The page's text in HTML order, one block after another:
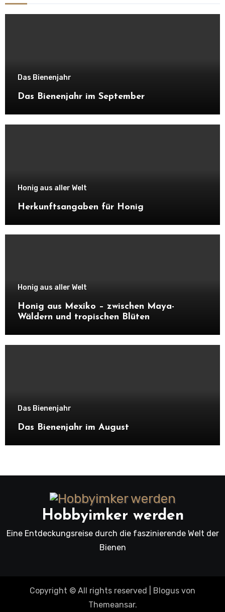
Das Bienenjahr
Das Bienenjahr im September
Honig aus aller Welt
Herkunftsangaben für Honig
Honig aus aller Welt
Honig aus Mexiko – zwischen Maya-
Wäldern und tropischen Blüten
Das Bienenjahr
Das Bienenjahr im August
Hobbyimker werden
Eine Entdeckungsreise durch die faszinierende Welt der
Bienen
Copyright © All rights reserved Blogus von
Themeansar.